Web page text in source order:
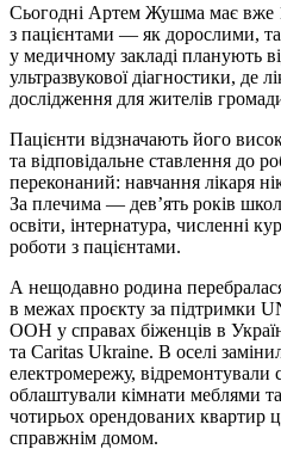
Сьогодні Артем Жушма має вже
з пацієнтами — як дорослими,
у медичному закладі планують
ультразвукової діагностики, де
дослідження для жителів
Пацієнти відзначають його
та відповідальне ставлення до
переконаний: навчання лікаря
За плечима — дев’ять років
освіти, інтернатура, численні
роботи з пацієнтами.
А нещодавно родина
в межах проєкту за підтримки
ООН у справах біженців в
та Caritas Ukraine. В оселі
електромережу, відремонтували
облаштували кімнати меблями
чотирьох орендованих квартир
справжнім домом.